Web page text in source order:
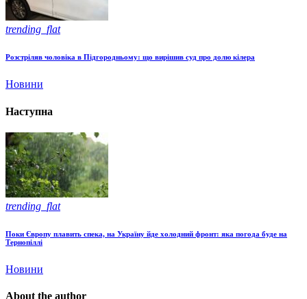
trending_flat
Розстріляв чоловіка в Підгородньому: що вирішив суд про долю кілера
Новини
Наступна
trending_flat
Поки Європу плавить спека, на Україну йде холодний фронт: яка погода буде на
Тернопіллі
Новини
About the author